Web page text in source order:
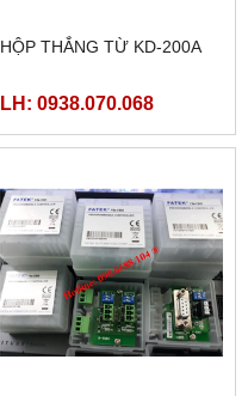
HỘP THẮNG TỪ KD-200A
LH: 0938.070.068